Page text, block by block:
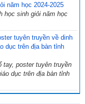
năm học 2024-2025
học sinh giỏi năm học
tuyên truyền về dinh
dục trên địa bàn tỉnh
tay, poster tuyên truyền
dục trên địa bàn tỉnh